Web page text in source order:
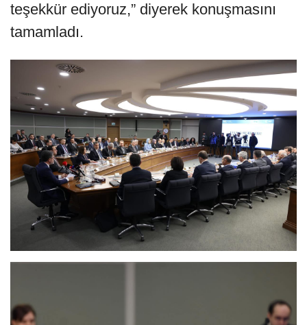
teşekkür ediyoruz,” diyerek konuşmasını
tamamladı.